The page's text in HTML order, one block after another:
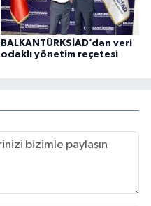
BALKANTÜRKSİAD’dan veri
odaklı yönetim reçetesi